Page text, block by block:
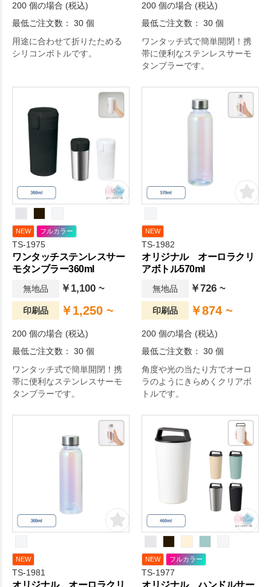
200 個の場合 (税込)
最低ご注文数： 30 個
用途に合わせて折りたためる
シリコンボトルです。
200 個の場合 (税込)
最低ご注文数： 30 個
ワンタッチ式で簡単開閉！携
帯に便利なステンレスサーモ
タンブラーです。
NEW フルカラー
TS-1975
ワンタッチステンレスサー
モタンブラー360ml
無地品 ￥1,100 ~
印刷品 ￥1,250 ~
200 個の場合 (税込)
最低ご注文数： 30 個
ワンタッチ式で簡単開閉！携
帯に便利なステンレスサーモ
タンブラーです。
NEW
TS-1982
オリジナル オーロラクリ
アボトル570ml
無地品 ￥726 ~
印刷品 ￥874 ~
200 個の場合 (税込)
最低ご注文数： 30 個
角度や光の当たり方でオーロ
ラのようにきらめくクリアボ
トルです。
NEW
TS-1981
オリジナル オーロラクリ
NEW フルカラー
TS-1977
オリジナル ハンドルサー